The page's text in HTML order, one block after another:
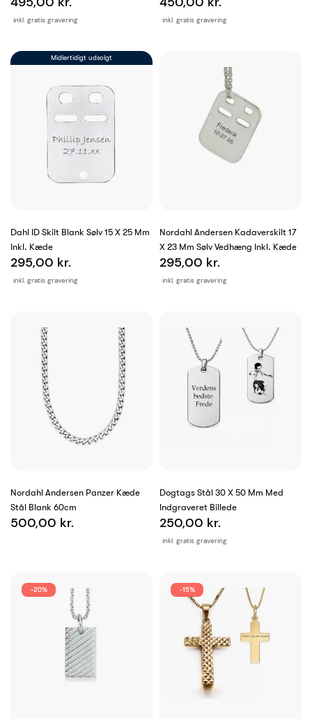
inkl. gratis gravering inkl. gratis gravering
Dahl ID Skilt Blank Sølv 15 X 25 Mm
Inkl. Kæde
inkl. gratis gravering
295,00 kr.
Midlertidigt udsolgt
Nordahl Andersen Kadaverskilt 17
X 23 Mm Sølv Vedhæng Inkl. Kæde
inkl. gratis gravering
295,00 kr.
Nordahl Andersen Panzer Kæde
Stål Blank 60cm
500,00 kr.
Dogtags Stål 30 X 50 Mm Med
Indgraveret Billede
inkl. gratis gravering
250,00 kr.
-20% -15%